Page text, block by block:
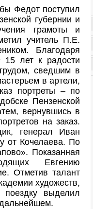
Федот поступил
губернии и
грамоты и
учитель П.Е.
Благодаря
15 лет к радости
сведшим в
в артели,
портреты – по
Пензенской
вернувшись в
на заказ.
генерал Иван
от Кочелаева. По
Показанная
Евгению
Отметив талант
художеств,
выделил